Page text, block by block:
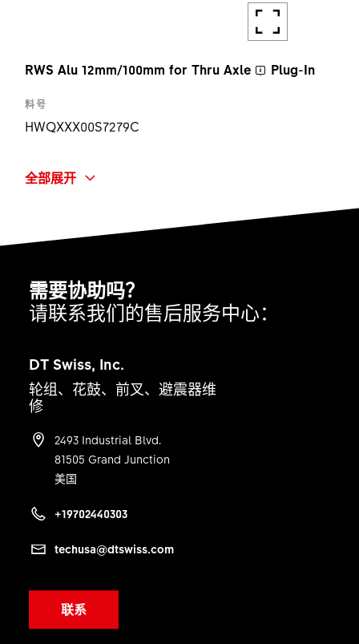
RWS Alu 12mm/100mm forThru Axle Plug-In
料号
HWQXXX00S7279C
Plug In RWS MTB - Rod only
-
100 mm
控制杆材质
简称
RWS 10 ALU Ø12X138.7/M12X1.00X11 PI RO
1 ST
全部展开
需要协助吗？
请联系我们的售后服务中心：
DT Swiss, Inc.
轮组、花鼓、前叉、避震器维
修
2493 Industrial Blvd.
81505 Grand Junction
美国
+19702440303
techusa@dtswiss.com
联系